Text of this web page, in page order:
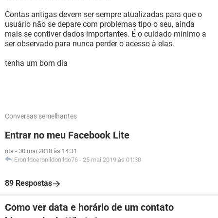
Contas antigas devem ser sempre atualizadas para que o
usuário não se depare com problemas tipo o seu, ainda
mais se contiver dados importantes. É o cuidado mínimo a
ser observado para nunca perder o acesso à elas.
tenha um bom dia
Conversas semelhantes
Entrar no meu Facebook Lite
rita - 30 mai 2018 às 14:31
Eronildoeronildonildo76 - 25 mai 2019 às 01:30
89 Respostas
Como ver data e horário de um contato